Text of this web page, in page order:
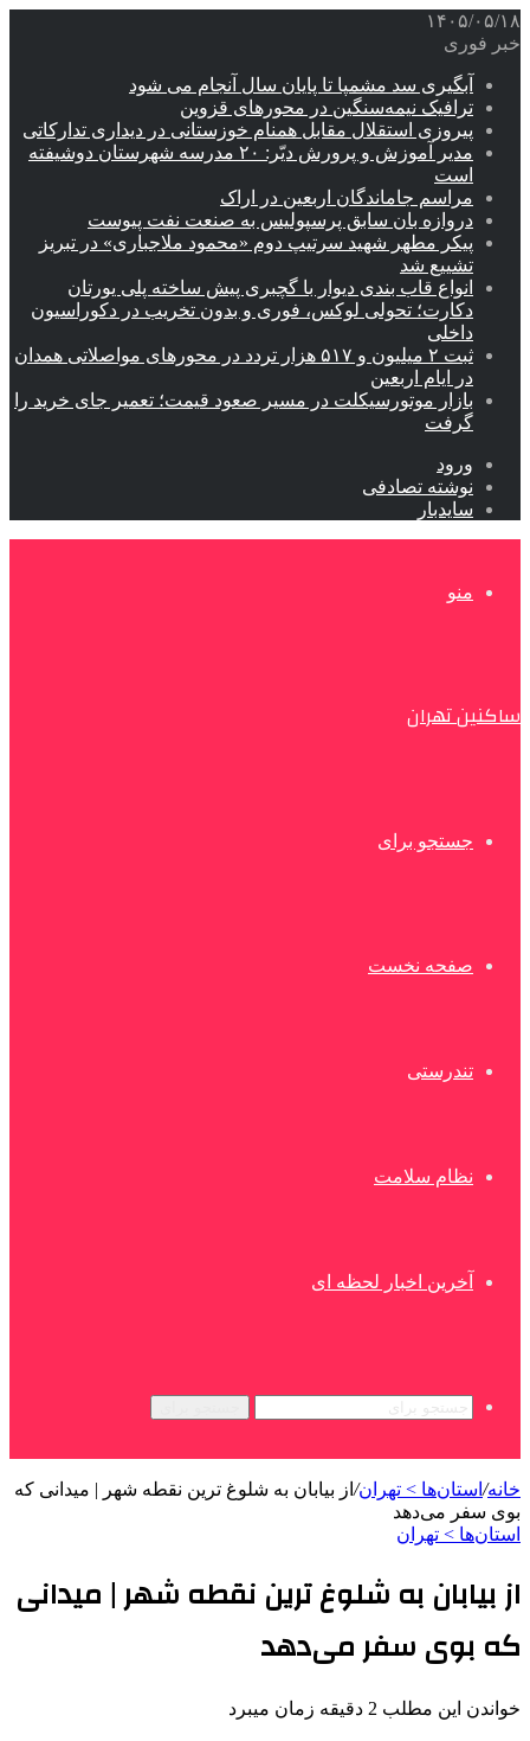
۱۴۰۵/۰۵/۱۸
خبر فوری
آبگیری سد مشمپا تا پایان سال آنجام می شود
ترافیک نیمه‌سنگین در محورهای قزوین
پیروزی استقلال مقابل همنام خوزستانی در دیداری تدارکاتی
مدیر آموزش و پرورش دیّر: ۲۰ مدرسه شهرستان دوشیفته
است
مراسم جاماندگان اربعین در اراک
دروازه بان سابق پرسپولیس به صنعت نفت پیوست
پیکر مطهر شهید سرتیپ دوم «محمود ملاجباری» در تبریز
تشییع شد
انواع قاب بندی دیوار با گچبری پیش ساخته پلی یورتان
دکارت؛ تحولی لوکس، فوری و بدون تخریب در دکوراسیون
داخلی
ثبت ۲ میلیون و ۵۱۷ هزار تردد در محورهای مواصلاتی همدان
در ایام اربعین
بازار موتورسیکلت در مسیر صعود قیمت؛ تعمیر جای خرید را
گرفت
ورود
نوشته تصادفی
سایدبار
منو
ساکنین تهران
جستجو برای
صفحه نخست
تندرستی
نظام سلامت
آخرین اخبار لحظه ای
خانه/ استان‌ها > تهران/ از بیابان به شلوغ ترین نقطه شهر | میدانی که
بوی سفر می‌دهد
استان‌ها > تهران
از بیابان به شلوغ ترین نقطه شهر | میدانی
که بوی سفر می‌دهد
خواندن این مطلب 2 دقیقه زمان میبرد